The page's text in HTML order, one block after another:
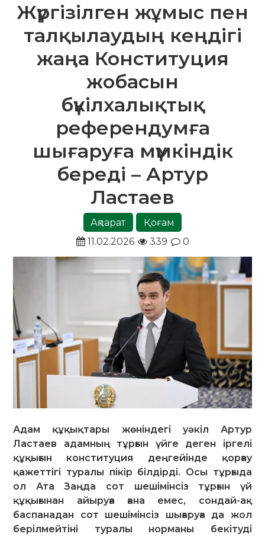
Жүргізілген жұмыс пен
талқылаудың кеңдігі
жаңа Конституция
жобасын
бүкілхалықтық
референдумға
шығаруға мүмкіндік
береді – Артур
Ластаев
Ақпарат
Қоғам
11.02.2026
339 0
Адам құқықтары жөніндегі уәкіл Артур
Ластаев адамның тұрғын үйге деген іргелі
құқығын конституция деңгейінде қорғау
қажеттігі туралы пікір білдірді. Осы тұрғыда
ол Ата Заңда сот шешімінсіз тұрғын үй
құқығынан айыруға ғана емес, сондай-ақ
баспанадан сот шешімінсіз шығаруға да жол
берілмейтіні туралы норманы бекітуді